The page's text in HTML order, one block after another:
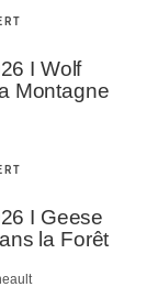
I Wolf
Montagne
I Geese
la Forêt